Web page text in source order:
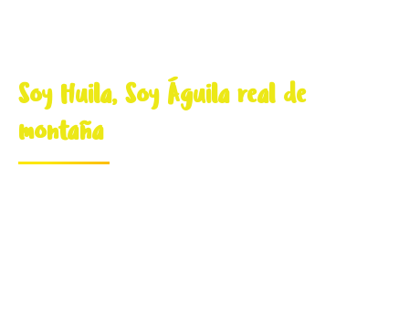
Soy Huila, Soy Águila real de
montaña